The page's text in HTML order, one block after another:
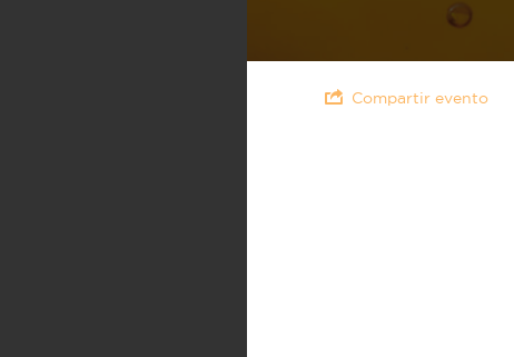
Compartir evento